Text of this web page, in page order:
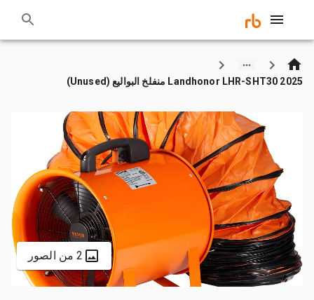
2025 Landhonor LHR-SHT30 منفلخ البواليع (Unused)
2 من الصور